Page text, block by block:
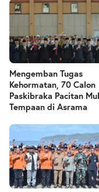
Mengemban Tugas
Kehormatan, 70 Calon
Paskibraka Pacitan
Tempaan di Asrama